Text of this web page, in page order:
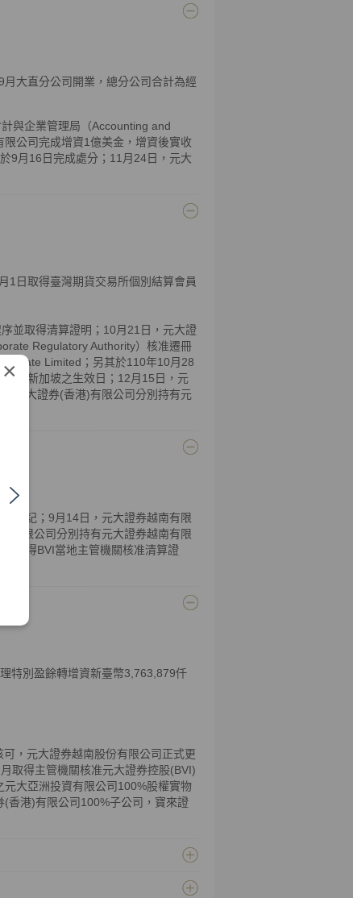
×
大直分公司開業，總分公司合計為經
與企業管理局（Accounting and
公司完成增資1億美金，增資後實收
9月16日完成處分；11月24日，元大
1日取得臺灣期貨交易所個別結算會員
並取得清算證明；10月21日，元大證
Regulatory Authority）核准遷冊
Private Limited；另其於110年10月28
遷入新加坡之生效日；12月15日，元
元大證券(香港)有限公司分別持有元
登記；9月14日，元大證券越南有限
)有限公司分別持有元大證券越南有限
取得BVI當地主管機關核准清算證
特別盈餘轉增資新臺幣3,763,879仟
，元大證券越南股份有限公司正式更
取得主管機關核准元大證券控股(BVI)
大亞洲投資有限公司100%股權實物
香港)有限公司100%子公司，寶來證